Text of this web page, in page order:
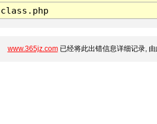
www.365jz.com已经将此出错信息详细记录,